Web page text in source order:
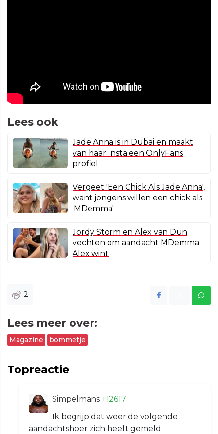
Lees ook
Jade Anna is in Dubai en maakt
van haar Insta een OnlyFans
profiel
Vergeet 'Een Chick Als Jade Anna',
want jongens willen een chick als
'MDemma'
Jordy Storm en Alex van Dun
vechten om aandacht MDemma,
Alex wint
2
Lees meer over:
Magazine bommetje
Topreactie
Simpelmans +12617
Ik begrijp dat weer de volgende
aandachtshoer zich heeft gemeld.